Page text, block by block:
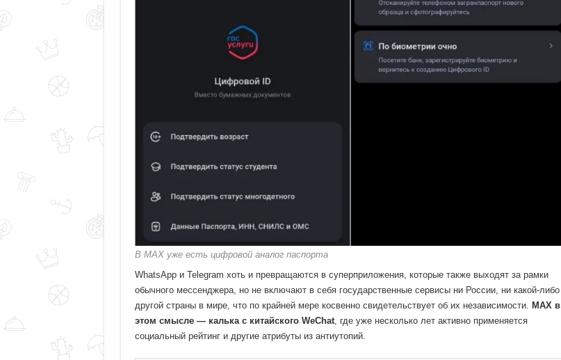
В MAX уже есть цифровой аналог паспорта
WhatsApp и Telegram хоть и превращаются в суперприложения, которые также выходят за рамки
обычного мессенджера, но не включают в себя государственные сервисы ни России, ни какой-либо
другой страны в мире, что по крайней мере косвенно свидетельствует об их независимости. MAX в
этом смысле — калька с китайского WeChat, где уже несколько лет активно применяется
социальный рейтинг и другие атрибуты из антиутопий.